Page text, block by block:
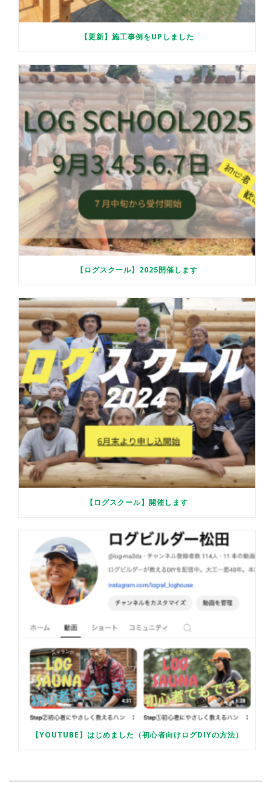
【更新】施工事例をUPしました
【ログスクール】2025開催します
【ログスクール】開催します
【YOUTUBE】はじめました（初心者向けログDIYの方法）